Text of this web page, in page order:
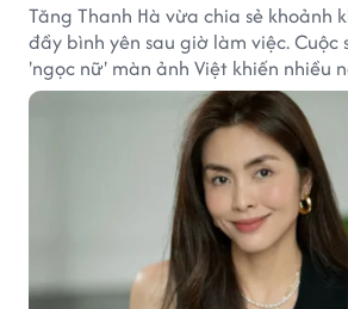
Tăng Thanh Hà vừa chia sẻ khoảnh
đầy bình yên sau giờ làm việc. Cuộc
'ngọc nữ' màn ảnh Việt khiến nhiều
sau hơn một thập kỷ rời xa ánh đèn